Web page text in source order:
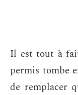
Il est tout à
permis tombe
de remplacer